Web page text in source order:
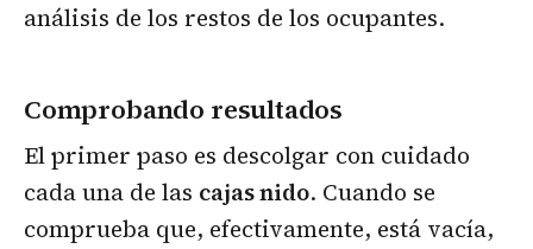
análisis de los restos de los ocupantes.
Comprobando resultados
El primer paso es descolgar con cuidado
cada una de las cajas nido. Cuando se
comprueba que, efectivamente, está vacía,